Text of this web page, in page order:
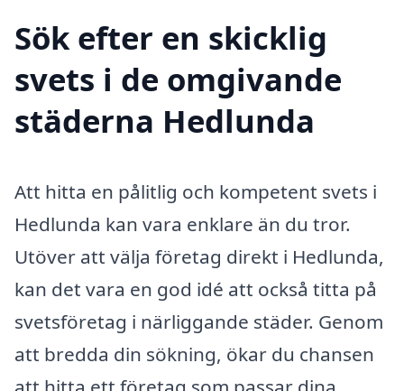
Sök efter en skicklig
svets i de omgivande
städerna Hedlunda
Att hitta en pålitlig och kompetent svets i
Hedlunda kan vara enklare än du tror.
Utöver att välja företag direkt i Hedlunda,
kan det vara en god idé att också titta på
svetsföretag i närliggande städer. Genom
att bredda din sökning, ökar du chansen